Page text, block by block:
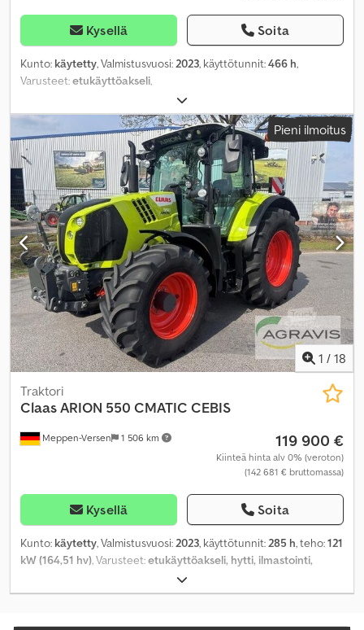
Kysellä Soita
Kunto: käytetty, Valmistusvuosi:2023, käyttötunnit:466 h,
Varusteet:etukäyttöakseli,
Pieni ilmoitus
1 / 18
Meppen-Versen 1 506 km
Traktori
ClaasARION 550 CMATIC CEBIS
119 900 €
Kiinteä hinta alv 0% (veroton)
(142 681 € bruttomassa)
Kysellä Soita
Kunto: käytetty, Valmistusvuosi:2023, käyttötunnit:285 h, teho:121
kW (164,51 hv), Varusteet:etukäyttöakseli, hytti, ilmastointi,